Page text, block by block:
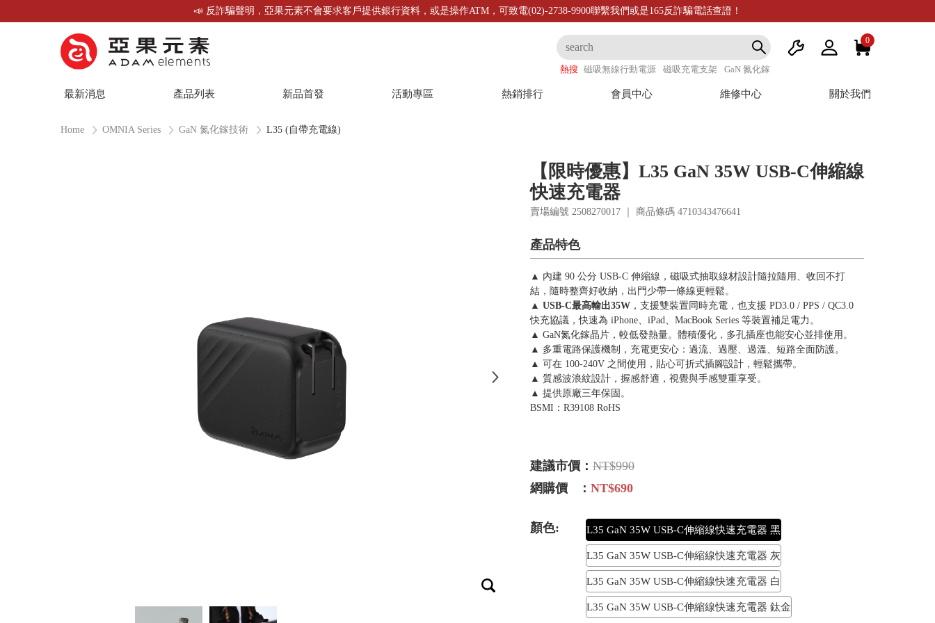
📣 反詐騙聲明，亞果元素不會要求客戶提供銀行資料，或是操作ATM，可致電(02)-2738-9900聯繫我們或是165反詐騙電話查證！
0
熱搜 磁吸無線行動電源 磁吸充電支架 GaN 氮化鎵
最新消息 產品列表 新品首發 活動專區 熱銷排行 會員中心 維修中心 關於我們
Home OMNIA Series GaN 氮化鎵技術 L35 (自帶充電線)
【限時優惠】L35 GaN 35W USB-C伸縮線
快速充電器
賣場編號 2508270017 ｜ 商品條碼 4710343476641
產品特色
▲ 內建 90 公分 USB-C 伸縮線，磁吸式抽取線材設計隨拉隨用、收回不打
結，隨時整齊好收納，出門少帶一條線更輕鬆。
▲ USB-C最高輸出35W ，支援雙裝置同時充電，也支援 PD3.0 / PPS / QC3.0
快充協議，快速為 iPhone、iPad、MacBook Series 等裝置補足電力。
▲ GaN氮化鎵晶片，較低發熱量。體積優化，多孔插座也能安心並排使用。
▲ 多重電路保護機制，充電更安心：過流、過壓、過溫、短路全面防護。
▲ 可在 100-240V 之間使用，貼心可折式插腳設計，輕鬆攜帶。
▲ 質感波浪紋設計，握感舒適，視覺與手感雙重享受。
▲ 提供原廠三年保固。
BSMI：R39108 RoHS
建議市價： NT$990
網購價 ： NT$690
顏色: L35 GaN 35W USB-C伸縮線快速充電器 黑
L35 GaN 35W USB-C伸縮線快速充電器 灰
L35 GaN 35W USB-C伸縮線快速充電器 白
L35 GaN 35W USB-C伸縮線快速充電器 鈦金